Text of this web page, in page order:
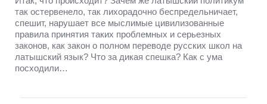
так остервенело, так лихорадочно беспредельничает,
спешит, нарушает все мыслимые цивилизованные
правила принятия таких проблемных и серьезных
законов, как закон о полном переводе русских школ на
латышский язык? Что за дикая спешка? Как с ума
посходили…